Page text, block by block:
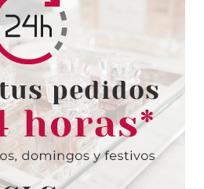
HANSEN
HANSEN SALON
ARM CANDY 175
14.7ML
desde
2.11€